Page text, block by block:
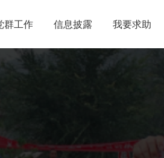
群工作 信息披露 我要求助